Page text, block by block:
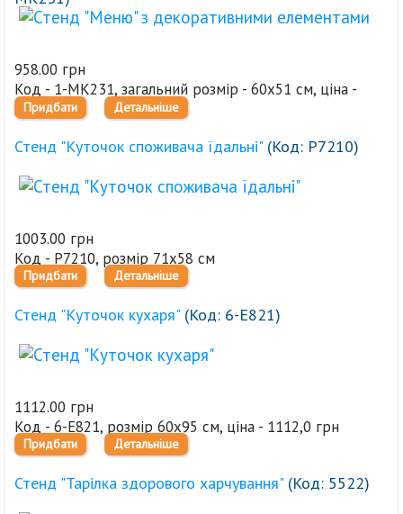
958.00 грн
Код - 1-МК231, загальний розмір - 60х51 см, ціна -
958,0 грн
Придбати Детальніше
Стенд "Куточок споживача їдальні" (Код: Р7210)
1003.00 грн
Код - Р7210, розмір 71х58 см
Придбати Детальніше
Стенд "Куточок кухаря" (Код: 6-Е821)
1112.00 грн
Код - 6-Е821, розмір 60х95 см, ціна - 1112,0 грн
Придбати Детальніше
Стенд "Тарілка здорового харчування" (Код: 5522)